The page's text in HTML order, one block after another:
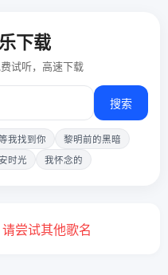
下载
试听，高速下载
搜索
我找到你
黎明前的黑暗
时光 我怀念的
尝试其他歌名